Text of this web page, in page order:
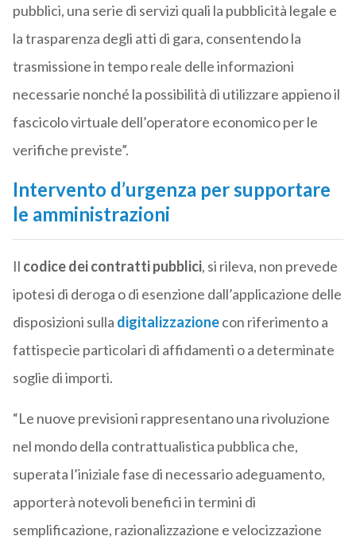
pubblici, una serie di servizi quali la pubblicità legale e
la trasparenza degli atti di gara, consentendo la
trasmissione in tempo reale delle informazioni
necessarie nonché la possibilità di utilizzare appieno il
fascicolo virtuale dell’operatore economico per le
verifiche previste”.
Intervento d’urgenza per supportare
le amministrazioni
Il codice dei contratti pubblici, si rileva, non prevede
ipotesi di deroga o di esenzione dall’applicazione delle
disposizioni sulla digitalizzazionecon riferimento a
fattispecie particolari di affidamenti o a determinate
soglie di importi.
“Le nuove previsioni rappresentano una rivoluzione
nel mondo della contrattualistica pubblica che,
superata l’iniziale fase di necessario adeguamento,
apporterà notevoli benefici in termini di
semplificazione, razionalizzazione e velocizzazione